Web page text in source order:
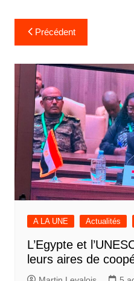
Navigation
de
l’article
Précédent
A LA UNE Actualités
L’Egypte et
leurs aires de